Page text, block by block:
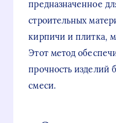
предназначенное
строительных
кирпичи и плитка,
Этот метод
прочность изделий
смеси.